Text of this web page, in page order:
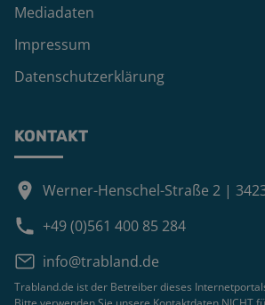
Mediadaten
Impressum
Datenschutzerklärung
KONTAKT
Werner-Henschel-Straße 2 |
+49 (0)561 400 85 284
info@trabland.de
Trabland.de ist der Betreiber dieses